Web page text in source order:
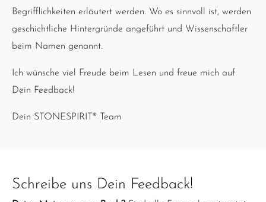
Begrifflichkeiten erläutert werden. Wo es sinnvoll ist, werden
geschichtliche Hintergründe angeführt und Wissenschaftler
beim Namen genannt.
Ich wünsche viel Freude beim Lesen und freue mich auf
Dein Feedback!
Dein STONESPIRIT® Team
Schreibe uns Dein Feedback!